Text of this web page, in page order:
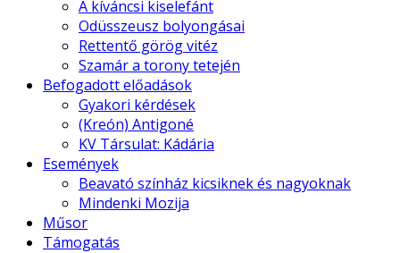
A kíváncsi kiselefánt
Odüsszeusz bolyongásai
Rettentő görög vitéz
Szamár a torony tetején
Befogadott előadások
Gyakori kérdések
(Kreón) Antigoné
KV Társulat: Kádária
Események
Beavató színház kicsiknek és nagyoknak
Mindenki Mozija
Műsor
Támogatás